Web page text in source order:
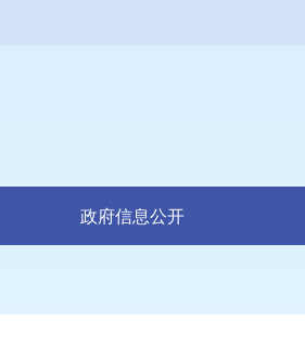
政府信息公开